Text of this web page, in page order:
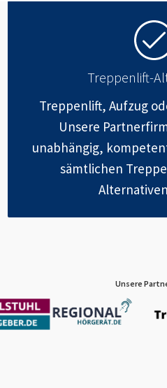
Treppenlift-
Treppenlift, Aufzug
Unsere
unabhängig,
sämtlichen
Unsere